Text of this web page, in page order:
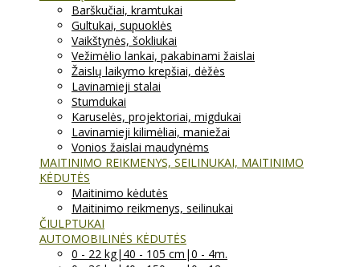
Barškučiai, kramtukai
Gultukai, supuoklės
Vaikštynės, šokliukai
Vežimėlio lankai, pakabinami žaislai
Žaislų laikymo krepšiai, dėžės
Lavinamieji stalai
Stumdukai
Karuselės, projektoriai, migdukai
Lavinamieji kilimėliai, maniežai
Vonios žaislai maudynėms
MAITINIMO REIKMENYS, SEILINUKAI, MAITINIMO
KĖDUTĖS
Maitinimo kėdutės
Maitinimo reikmenys, seilinukai
ČIULPTUKAI
AUTOMOBILINĖS KĖDUTĖS
0 - 22 kg|40 - 105 cm|0 - 4m.